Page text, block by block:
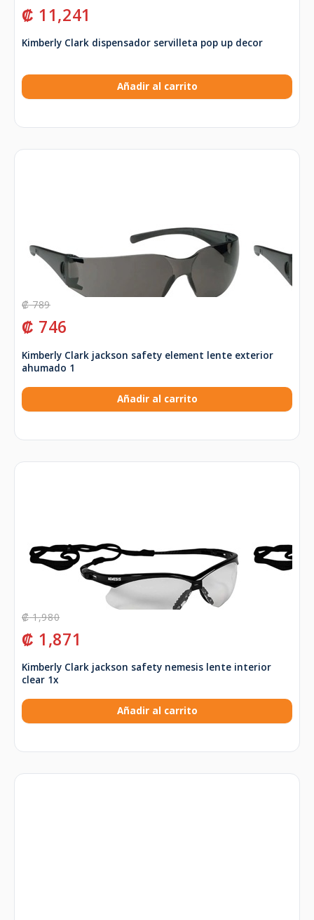
₡ 11,241
Kimberly Clark dispensador servilleta pop up decor
Añadir al carrito
₡789
₡ 746
Kimberly Clark jackson safety element lente exterior
ahumado 1
Añadir al carrito
₡1,980
₡ 1,871
Kimberly Clark jackson safety nemesis lente interior
clear 1x
Añadir al carrito